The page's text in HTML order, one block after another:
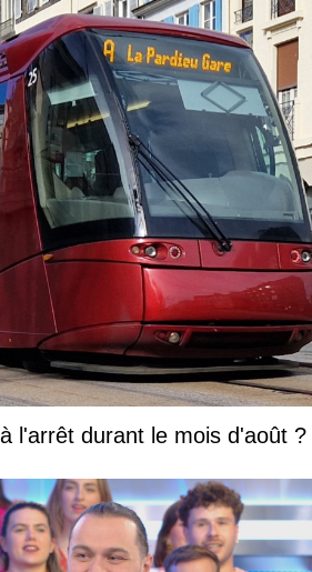
l'arrêt durant le mois d'août ?